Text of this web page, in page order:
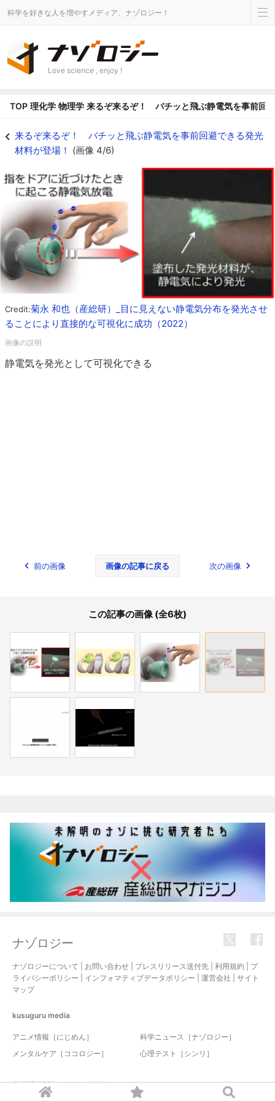
科学を好きな人を増やすメディア、ナゾロジー！
Love science , enjoy !
TOP 理化学 物理学 来るぞ来るぞ！ バチッと飛ぶ静電気を事前回
来るぞ来るぞ！ バチッと飛ぶ静電気を事前回避できる発光
材料が登場！ (画像 4/6)
Credit:菊永 和也（産総研）_目に見えない静電気分布を発光させ
ることにより直接的な可視化に成功（2022）
静電気を発光として可視化できる
前の画像 画像の記事に戻る 次の画像
この記事の画像 (全6枚)
ナゾロジー
ナゾロジーについて お問い合わせ プレスリリース送付先 利用規約
プ
ライバシーポリシー
インフォマティブデータポリシー 運営会社
サイト
マップ
kusuguru media
アニメ情報［にじめん］
科学ニュース［ナゾロジー］
メンタルケア［ココロジー］
心理テスト［シンリ］
© 2017-2026 nazology. all rights reserved.